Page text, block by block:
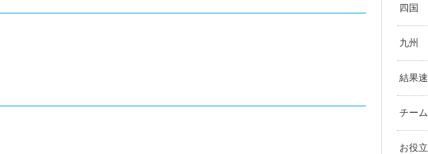
四国
九州
結果
チー
お役